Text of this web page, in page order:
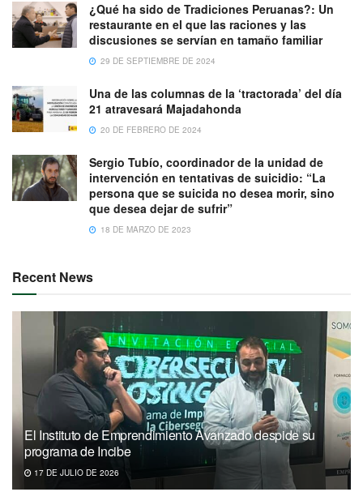
¿Qué ha sido de Tradiciones Peruanas?: Un
restaurante en el que las raciones y las
discusiones se servían en tamaño familiar
29 DE SEPTIEMBRE DE 2024
Una de las columnas de la ‘tractorada’ del día
21 atravesará Majadahonda
20 DE FEBRERO DE 2024
Sergio Tubío, coordinador de la unidad de
intervención en tentativas de suicidio: “La
persona que se suicida no desea morir, sino
que desea dejar de sufrir”
18 DE MARZO DE 2023
Recent News
El Instituto de Emprendimiento Avanzado despide su
programa de Incibe
17 DE JULIO DE 2026